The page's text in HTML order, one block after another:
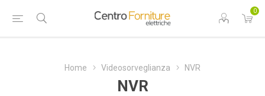
0
Home Videosorveglianza NVR
NVR